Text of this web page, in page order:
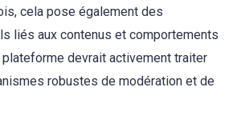
cela pose également des
liés aux contenus et comportements
devrait activement traiter
robustes de modération et de